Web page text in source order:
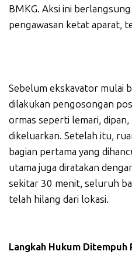
BMKG. Aksi ini
pengawasan ketat aparat,
Sebelum ekskavator mulai
dilakukan pengosongan
ormas seperti lemari,
dikeluarkan. Setelah itu,
bagian pertama yang
utama juga diratakan
sekitar 30 menit, seluruh
telah hilang dari lokasi.
Langkah Hukum